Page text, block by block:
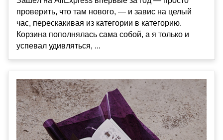
проверить, что там нового, — и завис на целый
час, перескакивая из категории в категорию.
Корзина пополнялась сама собой, а я только и
успевал удивляться, ...